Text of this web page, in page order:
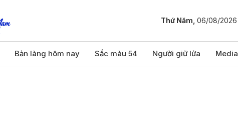
Thứ Năm, 06/08/2026
Bản làng hôm nay Sắc màu 54 Người giữ lửa Media